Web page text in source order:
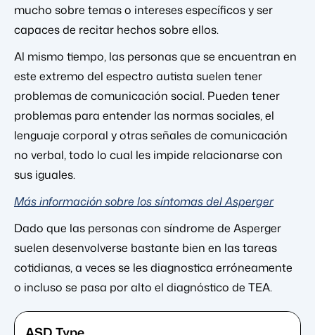
mucho sobre temas o intereses específicos y ser
capaces de recitar hechos sobre ellos.
Al mismo tiempo, las personas que se encuentran en
este extremo del espectro autista suelen tener
problemas de comunicación social. Pueden tener
problemas para entender las normas sociales, el
lenguaje corporal y otras señales de comunicación
no verbal, todo lo cual les impide relacionarse con
sus iguales.
Más información sobre los síntomas del Asperger
Dado que las personas con síndrome de Asperger
suelen desenvolverse bastante bien en las tareas
cotidianas, a veces se les diagnostica erróneamente
o incluso se pasa por alto el diagnóstico de TEA.